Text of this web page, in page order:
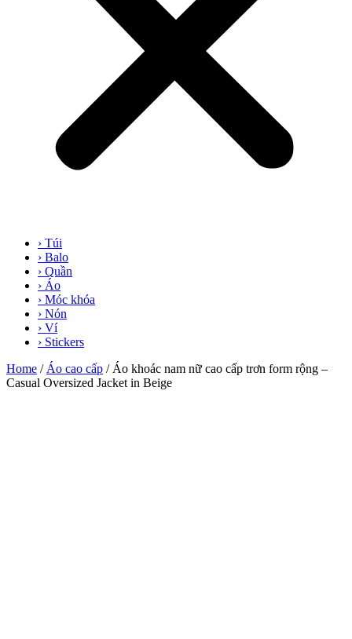
› Túi
› Balo
› Quần
› Áo
› Móc khóa
› Nón
› Ví
› Stickers
Home / Áo cao cấp / Áo khoác nam nữ cao cấp trơn form rộng –
Casual Oversized Jacket in Beige